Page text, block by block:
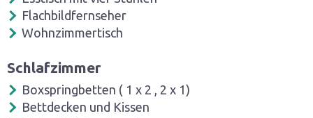
Flachbildfernseher
Wohnzimmertisch
Schlafzimmer
Boxspringbetten ( 1 x 2 , 2 x 1)
Bettdecken und Kissen